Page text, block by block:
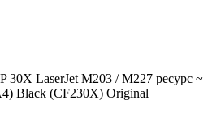
30X LaserJet M203 / M227 ресурс ~
Black (CF230X) Original